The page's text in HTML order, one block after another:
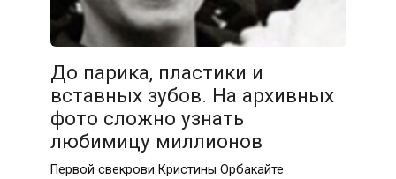
До парика, пластики и
вставных зубов. На архивных
фото сложно узнать
любимицу миллионов
Первой свекрови Кристины Орбакайте